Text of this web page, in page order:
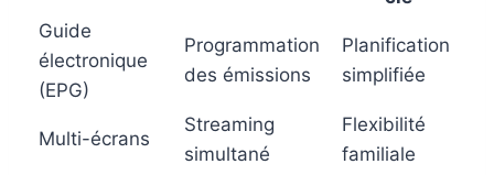
Guide
électronique
(EPG)
Programmation
des émissions
Planification
simplifiée
Multi-écrans
Streaming
simultané
Flexibilité
familiale